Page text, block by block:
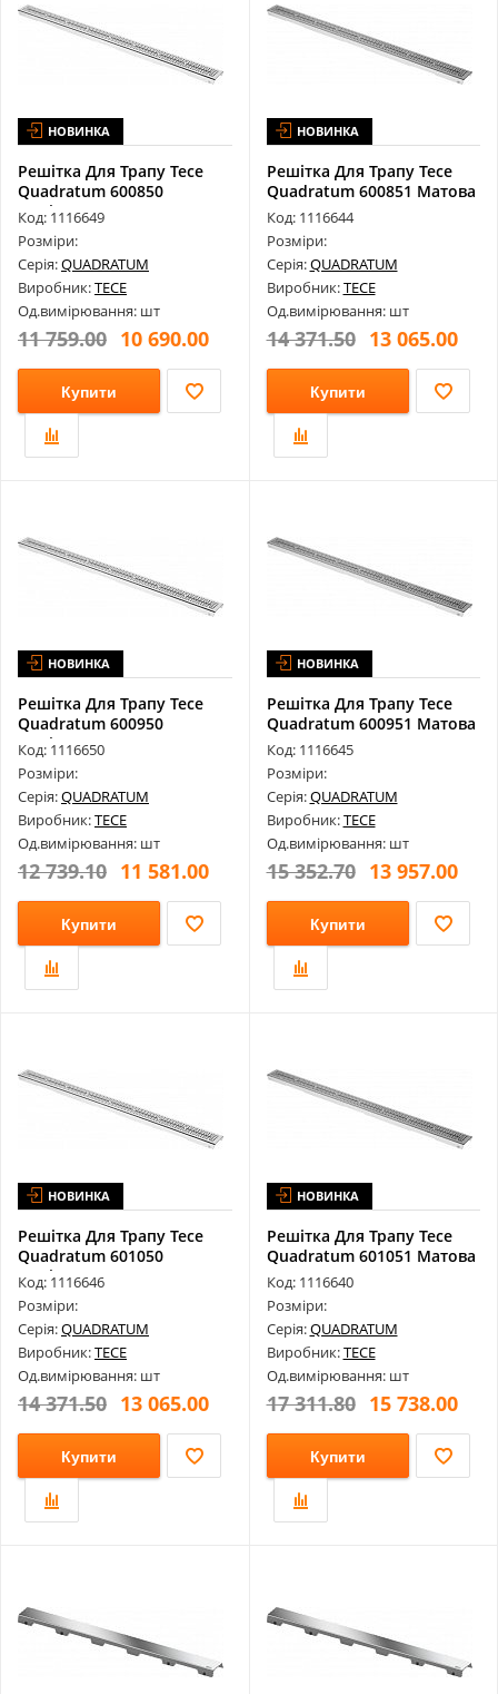
НОВИНКА
Решітка Для Трапу Tece
Quadratum 600850
Полірова Для...
Код: 1116649
Розміри:
Серія:QUADRATUM
Виробник:TECE
Од.вимірювання: шт
11 759.00 10 690.00
Купити
НОВИНКА
Решітка Для Трапу Tece
Quadratum 600851 Матова
Для К...
Код: 1116644
Розміри:
Серія:QUADRATUM
Виробник:TECE
Од.вимірювання: шт
14 371.50 13 065.00
Купити
НОВИНКА
Решітка Для Трапу Tece
Quadratum 600950
Полірована Д...
Код: 1116650
Розміри:
Серія:QUADRATUM
Виробник:TECE
Од.вимірювання: шт
12 739.10 11 581.00
Купити
НОВИНКА
Решітка Для Трапу Tece
Quadratum 600951 Матова
Для К...
Код: 1116645
Розміри:
Серія:QUADRATUM
Виробник:TECE
Од.вимірювання: шт
15 352.70 13 957.00
Купити
НОВИНКА
Решітка Для Трапу Tece
Quadratum 601050
Полірована Д...
Код: 1116646
Розміри:
Серія:QUADRATUM
Виробник:TECE
Од.вимірювання: шт
14 371.50 13 065.00
Купити
НОВИНКА
Решітка Для Трапу Tece
Quadratum 601051 Матова
Для К...
Код: 1116640
Розміри:
Серія:QUADRATUM
Виробник:TECE
Од.вимірювання: шт
17 311.80 15 738.00
Купити